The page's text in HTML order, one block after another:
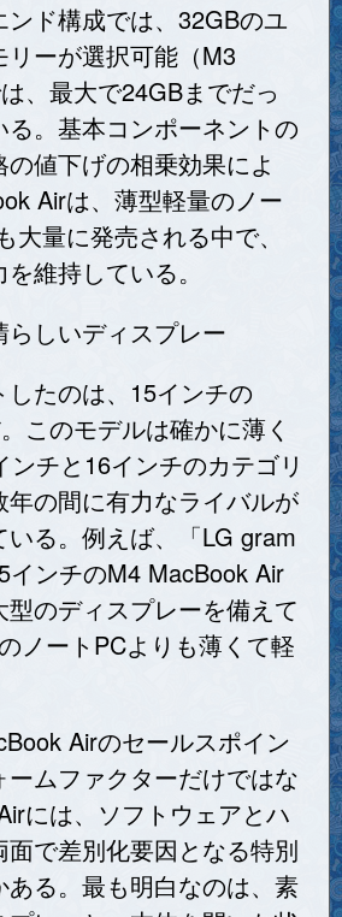
ド構成では、32GBのユ
ーが選択可能（M3
、最大で24GBまでだっ
。基本コンポーネントの
値下げの相乗効果によ
Airは、薄型軽量のノー
大量に発売される中で、
維持している。
しいディスプレー
たのは、15インチの
このモデルは確かに薄く
ンチと16インチのカテゴリ
年の間に有力なライバルが
る。例えば、「LG gram
インチのM4 MacBook Air
型のディスプレーを備えて
ノートPCよりも薄くて軽
Airのセールスポイン
ームファクターだけではな
には、ソフトウェアとハ
で差別化要因となる特別
ある。最も明白なのは、素